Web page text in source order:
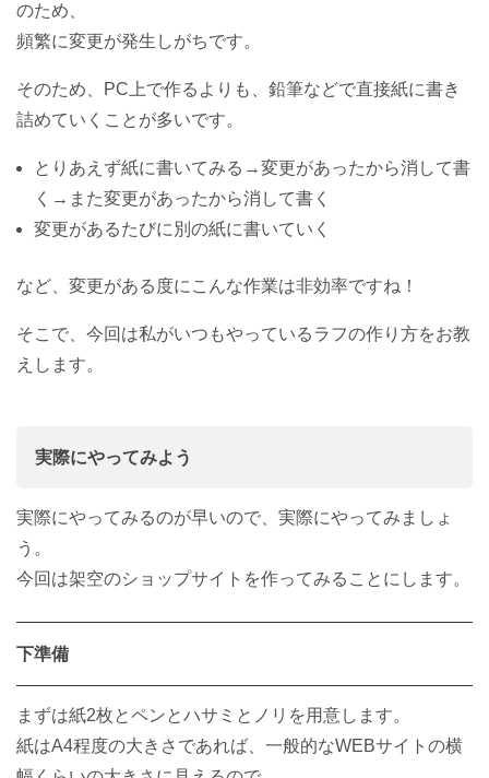
のため、
頻繁に変更が発生しがちです。
そのため、PC上で作るよりも、鉛筆などで直接紙に書き
詰めていくことが多いです。
とりあえず紙に書いてみる→変更があったから消して書
く→また変更があったから消して書く
変更があるたびに別の紙に書いていく
など、変更がある度にこんな作業は非効率ですね！
そこで、今回は私がいつもやっているラフの作り方をお教
えします。
実際にやってみよう
実際にやってみるのが早いので、実際にやってみましょ
う。
今回は架空のショップサイトを作ってみることにします。
下準備
まずは紙2枚とペンとハサミとノリを用意します。
紙はA4程度の大きさであれば、一般的なWEBサイトの横